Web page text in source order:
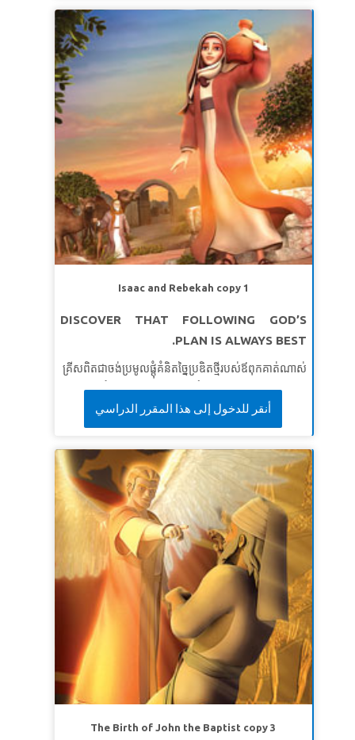
សេចក្តីពិតវិសេស៖ខ្ញុំនឹងថ្វាយជីវិតរបស់ខ្ញុំដល់ព្រះអម្ចាស់។
ខគម្ពីរវិសេស៖
សាំយូអែល​កាន់​តែ​ធំ​ឡើង ព្រះ​យេហូវ៉ា​ទ្រង់​ក៏​គង់​
នៅ​ជា​មួយ ហើយ​មិន​ឲ្យ​ពាក្យ​ទំ​នាយ​ណា​មួយ​របស់​លោក​ជ្រុះ​
សាំយូអែលទី ១ ៣:១៩ (អិនអិលធី)
ការបន្ទាបខ្លួន
មេរៀនទី ១:ភាពងាយស្រួលសម្រាប់ភាពអស្ចារ្យរបស់ព្រះ
សេចក្តីពិតវិសេស៖
ព្រះជាម្ចាស់ប្រើរបស់សាមញ្ញ ដើម្បីលើក
តម្កើងសិរីរុងរឿងរបស់ព្រះអង្គ។
ខគម្ពីរវិសេស៖
“ ប៉ុន្តែព្រះជាម្ចាស់បានជ្រើសរើសការល្ងង់ខ្លៅ
របស់លោកីយនេះដើម្បីធ្វើអោយអ្នកមានប្រាជ្ញាមានសេចក្តី
ខ្មាស់។ ទ្រង់បានជ្រើសរើសយករបស់ទន់ខ្សោយនៃលោកីយនេះ
ដើម្បីធ្វើឱ្យអ្នកមានអំណាចអាម៉ាស់មុខ។កូរិនថូសទី ១ ១:២៧
(សុីអុីវី)
មេរៀនទី ២៖ រៀន ឲ្យ ចេះបន្ទាបខ្លួន
សេចក្ដីពិតវិសេស៖
ខ្ញុំនឹងរៀនចេះបន្ទាបខ្លួនគ្រប់ពេល។
ខគម្ពីរវិសេស៖ដូចបទគម្ពីរចែងថា«ព្រះជាម្ចាស់ប្រឆាំងនឹង
មនុស្សអំនួតតែទ្រង់ប្រណីសន្ដោសដល់មនុស្សរាបសា»។
ខ្ញុំជាសះស្បើយ។
ព្យាបាលជំងឺរបស់ខ្ញុំទាំងអស់។ទំនុកតម្កើង ១០៣: ៣
Isaac and Rebekah copy 1
DISCOVER THAT FOLLOWING GOD’S
PLAN IS ALWAYS BEST.
គ្រីសពិតជាចង់ប្រមូលផ្តុំគំនិតច្នៃប្រឌិតថ្មីរបស់ឪពុកគាត់ណាស់
ដោយគាត់នឹងមិនដើរតាមការណែនាំទេ ហើយនោះជាពេលដែល
មានបញ្ហាខុសប្រក្រតី។ សៀវភៅវិសេសនាំគ្រីស ចយ និងគីស្មូ
ទៅក្រុងហេប្រុនបុរាណ។ នៅទីនោះ អ័ប្រាហាំប្រាប់អេលីស៊ើរ
ដែលជាអ្នកបម្រើរបស់គាត់អំពីរបៀបរកប្រពន្ធឲ្យ កូនប្រុស
អ៊ីសាក។ ធ្វើជាសាក្សីបញ្ជាក់អំពីរបៀបដែលអេលាស៊ើរធ្វើដំណើរ
ទៅកាន់ទឹកដីដ៏ឆ្ងាយហើយរកឃើញស្ត្រីត្រឹមត្រូវ - រេបិកា -
តាមរយៈការស្តាប់បង្គាប់ និងការអធិស្ឋាន។ កុមារយល់ថាការធ្វើ
តាមផែនការរបស់ព្រះតែងតែល្អបំផុត។
មេរៀនទី១៖ ព្រះប្រទានប្រាជ្ញា
សេចក្តីពិតវិសេស៖ ព្រះជាម្ចាស់នឹងប្រទានប្រាជ្ញាដល់ខ្ញុំ។
ខគម្ពីរវិសេស៖
«ត្រូវ​ឲ្យ​ទទួល​ស្គាល់​ទ្រង់​នៅ​គ្រប់​ទាំង​ផ្លូវ​ឯង​ចុះ
នោះ​ទ្រង់​នឹង​ដំរង់​អស់​ទាំង​ផ្លូវ​ច្រក​របស់​ឯង»។
សុភាសិត ៣:៦
(អិនអិលធី)
មេរៀនទី២៖ ការប្រឆាំងសេចក្តីល្បួង
សេចក្តីពិតវិសេស៖
ព្រះទ្រង់សណ្ដាប់សេចក្ដីអធិស្ឋានរបស់ខ្ញុំ។
أنقر للدخول إلى هذا المقرر الدراسي
The Birth of John the Baptist copy 3